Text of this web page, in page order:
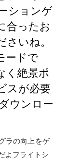
ションゲ
合ったお
いね。
ードで
く絶景ポ
スが必要
ウンロー
ラの向上をゲ
よフライトシ